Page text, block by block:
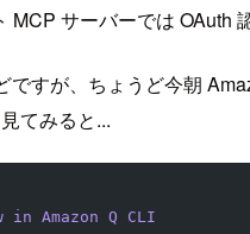
MCP サーバーでは OAuth
ですが、ちょうど今朝
てみると...
in Amazon Q CLI